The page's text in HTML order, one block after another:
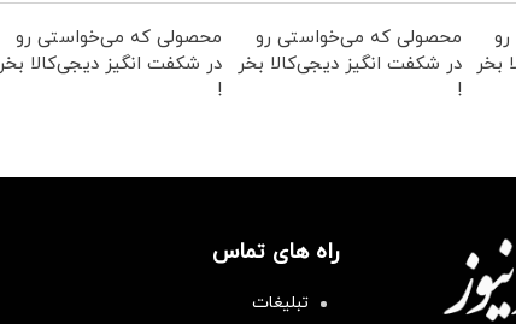
بخر
محصولی که می‌خواستی رو
در شکفت انگیز دیجی‌کالا بخر
!
محصولی که می‌خواستی رو
در شکفت انگیز دیجی‌کالا بخر
!
راه های تماس
تبلیغات